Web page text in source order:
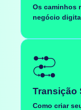
Os caminhos
negócio
Transição
Como criar